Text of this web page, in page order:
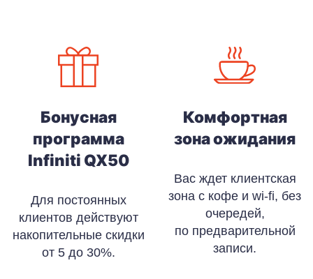
Бонусная
программа
Infiniti QX50
Для постоянных
клиентов действуют
накопительные скидки
от 5 до 30%.
Комфортная
зона ожидания
Вас ждет клиентская
зона с кофе и wi-fi, без
очередей,
по предварительной
записи.